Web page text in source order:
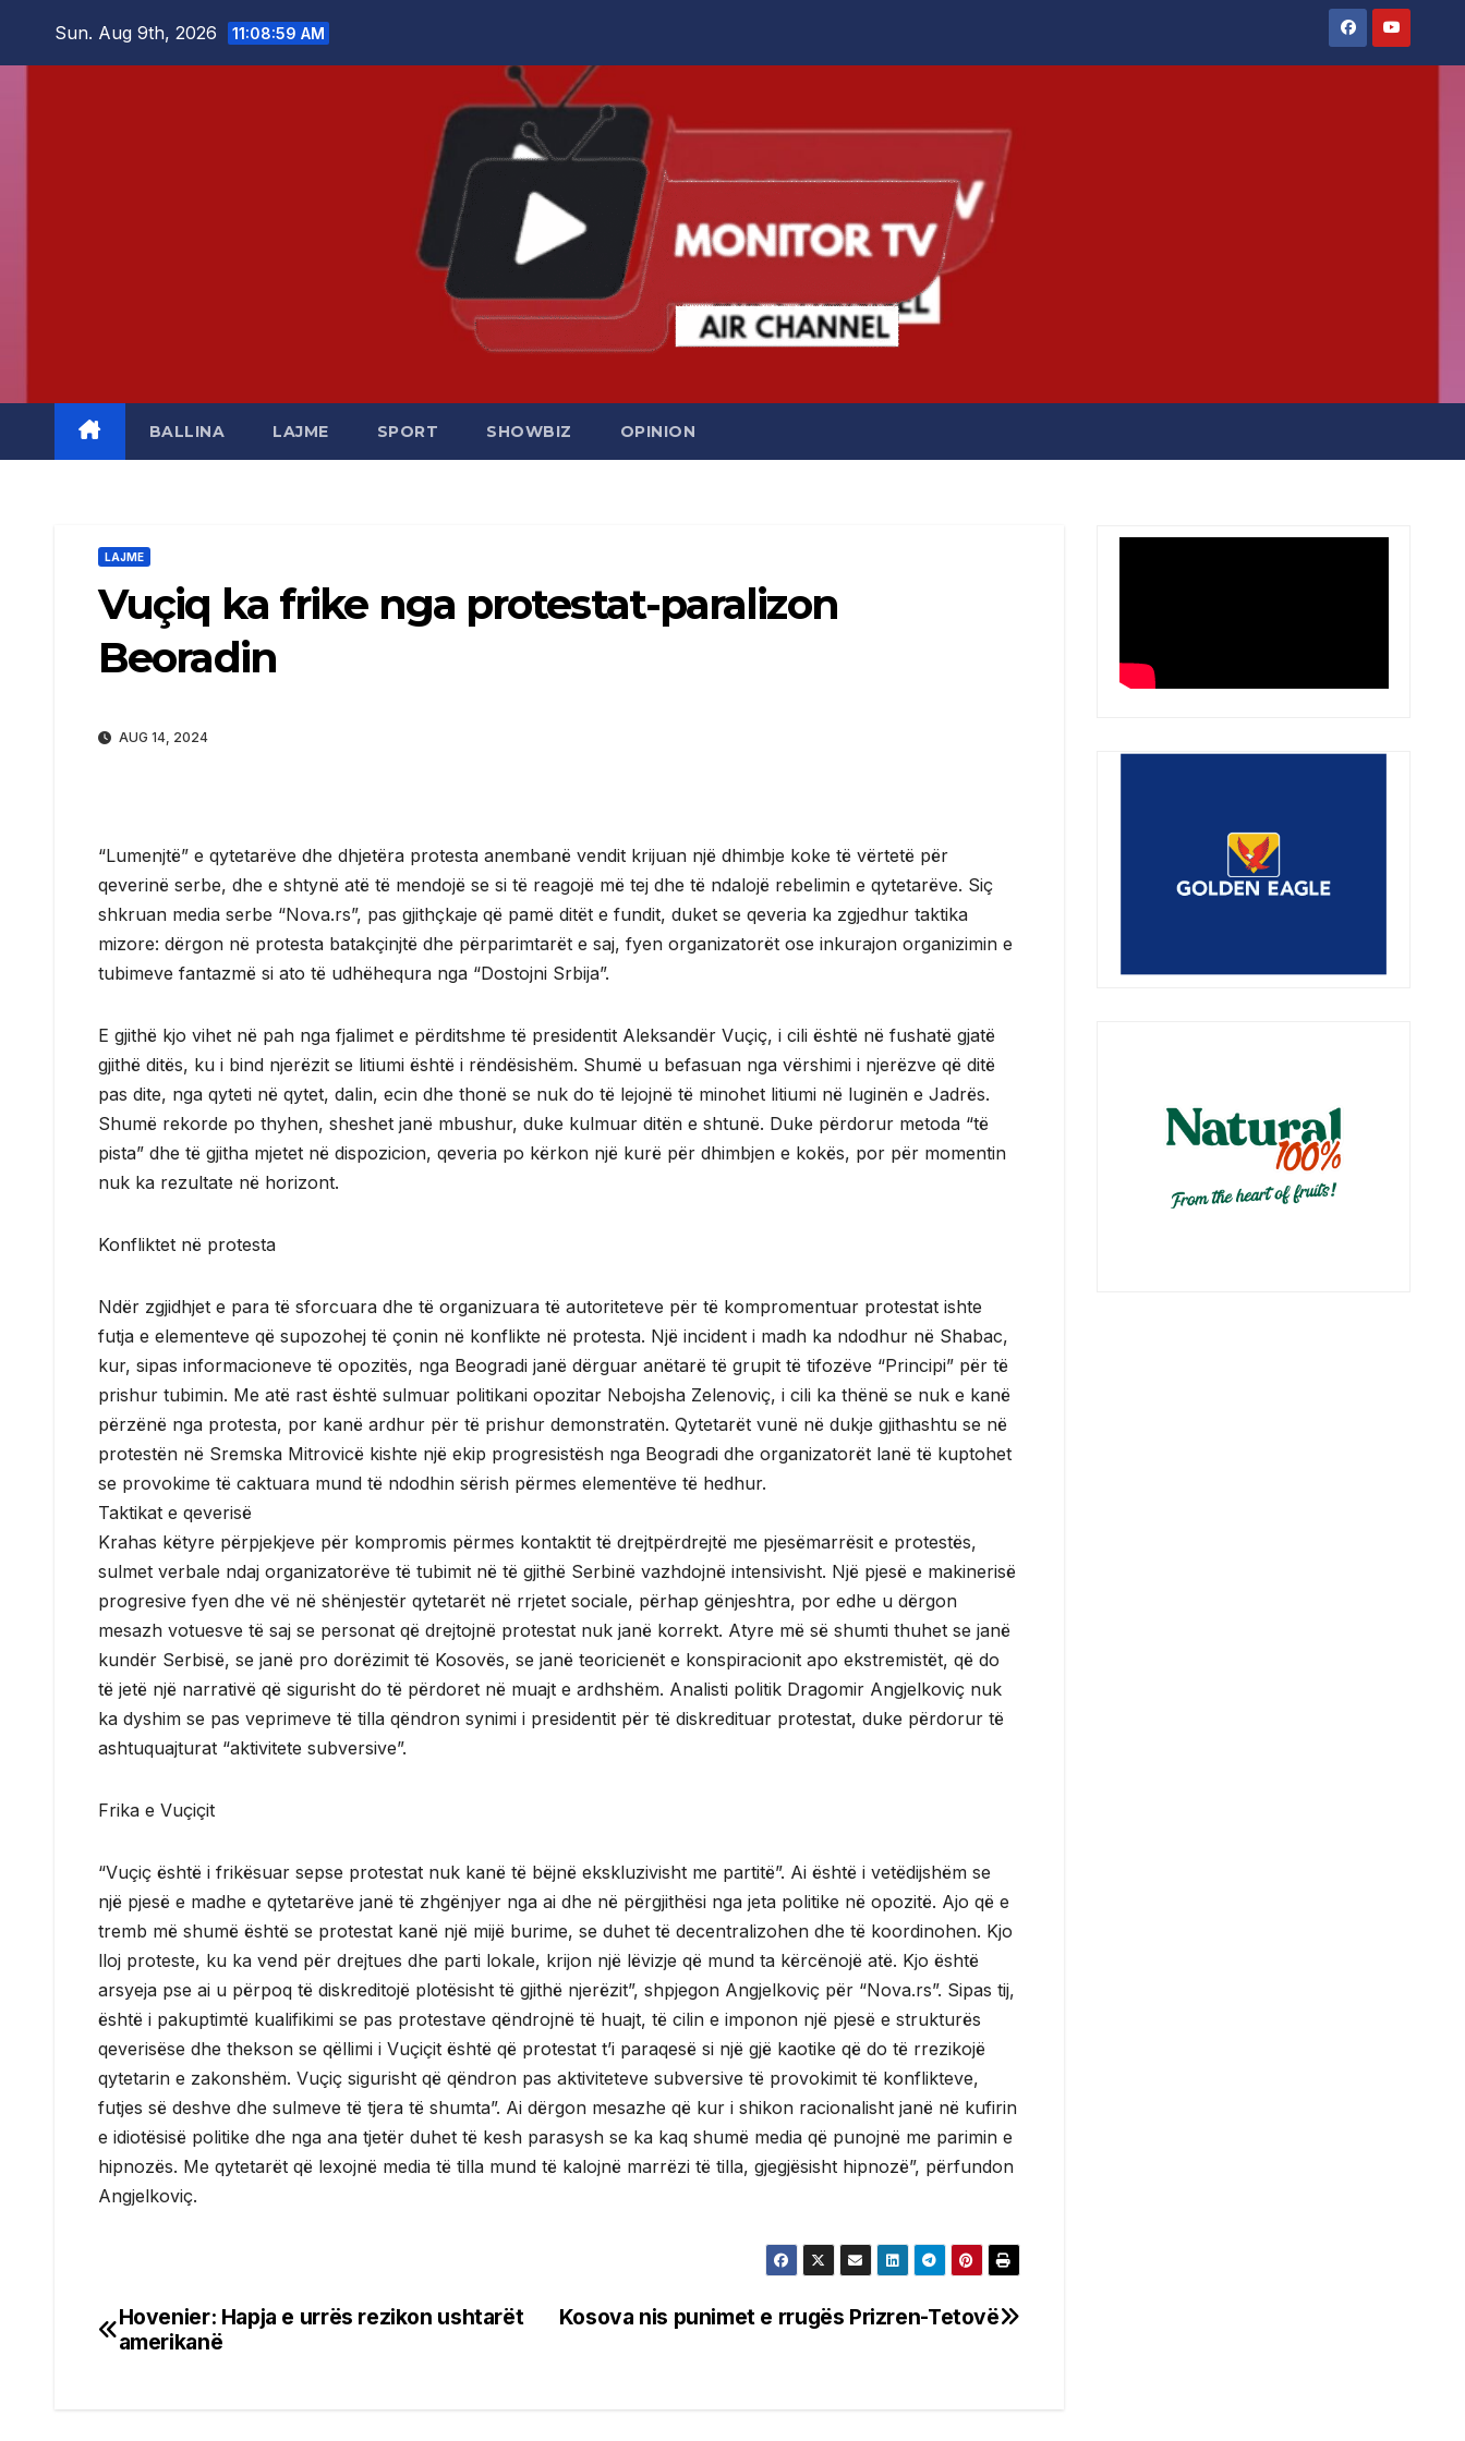
Sun. Aug 9th, 2026 11:08:59 AM
BALLINA LAJME SPORT SHOWBIZ OPINION
LAJME
Vuçiq ka frike nga protestat-paralizon
Beoradin
AUG 14, 2024
“Lumenjtë” e qytetarëve dhe dhjetëra protesta anembanë vendit krijuan një dhimbje koke të vërtetë për
qeverinë serbe, dhe e shtynë atë të mendojë se si të reagojë më tej dhe të ndalojë rebelimin e qytetarëve. Siç
shkruan media serbe “Nova.rs”, pas gjithçkaje që pamë ditët e fundit, duket se qeveria ka zgjedhur taktika
mizore: dërgon në protesta batakçinjtë dhe përparimtarët e saj, fyen organizatorët ose inkurajon organizimin e
tubimeve fantazmë si ato të udhëhequra nga “Dostojni Srbija”.
E gjithë kjo vihet në pah nga fjalimet e përditshme të presidentit Aleksandër Vuçiç, i cili është në fushatë gjatë
gjithë ditës, ku i bind njerëzit se litiumi është i rëndësishëm. Shumë u befasuan nga vërshimi i njerëzve që ditë
pas dite, nga qyteti në qytet, dalin, ecin dhe thonë se nuk do të lejojnë të minohet litiumi në luginën e Jadrës.
Shumë rekorde po thyhen, sheshet janë mbushur, duke kulmuar ditën e shtunë. Duke përdorur metoda “të
pista” dhe të gjitha mjetet në dispozicion, qeveria po kërkon një kurë për dhimbjen e kokës, por për momentin
nuk ka rezultate në horizont.
Konfliktet në protesta
Ndër zgjidhjet e para të sforcuara dhe të organizuara të autoriteteve për të kompromentuar protestat ishte
futja e elementeve që supozohej të çonin në konflikte në protesta. Një incident i madh ka ndodhur në Shabac,
kur, sipas informacioneve të opozitës, nga Beogradi janë dërguar anëtarë të grupit të tifozëve “Principi” për të
prishur tubimin. Me atë rast është sulmuar politikani opozitar Nebojsha Zelenoviç, i cili ka thënë se nuk e kanë
përzënë nga protesta, por kanë ardhur për të prishur demonstratën. Qytetarët vunë në dukje gjithashtu se në
protestën në Sremska Mitrovicë kishte një ekip progresistësh nga Beogradi dhe organizatorët lanë të kuptohet
se provokime të caktuara mund të ndodhin sërish përmes elementëve të hedhur.
Taktikat e qeverisë
Krahas këtyre përpjekjeve për kompromis përmes kontaktit të drejtpërdrejtë me pjesëmarrësit e protestës,
sulmet verbale ndaj organizatorëve të tubimit në të gjithë Serbinë vazhdojnë intensivisht. Një pjesë e makinerisë
progresive fyen dhe vë në shënjestër qytetarët në rrjetet sociale, përhap gënjeshtra, por edhe u dërgon
mesazh votuesve të saj se personat që drejtojnë protestat nuk janë korrekt. Atyre më së shumti thuhet se janë
kundër Serbisë, se janë pro dorëzimit të Kosovës, se janë teoricienët e konspiracionit apo ekstremistët, që do
të jetë një narrativë që sigurisht do të përdoret në muajt e ardhshëm. Analisti politik Dragomir Angjelkoviç nuk
ka dyshim se pas veprimeve të tilla qëndron synimi i presidentit për të diskredituar protestat, duke përdorur të
ashtuquajturat “aktivitete subversive”.
Frika e Vuçiçit
“Vuçiç është i frikësuar sepse protestat nuk kanë të bëjnë ekskluzivisht me partitë”. Ai është i vetëdijshëm se
një pjesë e madhe e qytetarëve janë të zhgënjyer nga ai dhe në përgjithësi nga jeta politike në opozitë. Ajo që e
tremb më shumë është se protestat kanë një mijë burime, se duhet të decentralizohen dhe të koordinohen. Kjo
lloj proteste, ku ka vend për drejtues dhe parti lokale, krijon një lëvizje që mund ta kërcënojë atë. Kjo është
arsyeja pse ai u përpoq të diskreditojë plotësisht të gjithë njerëzit”, shpjegon Angjelkoviç për “Nova.rs”. Sipas tij,
është i pakuptimtë kualifikimi se pas protestave qëndrojnë të huajt, të cilin e imponon një pjesë e strukturës
qeverisëse dhe thekson se qëllimi i Vuçiçit është që protestat t’i paraqesë si një gjë kaotike që do të rrezikojë
qytetarin e zakonshëm. Vuçiç sigurisht që qëndron pas aktiviteteve subversive të provokimit të konflikteve,
futjes së deshve dhe sulmeve të tjera të shumta”. Ai dërgon mesazhe që kur i shikon racionalisht janë në kufirin
e idiotësisë politike dhe nga ana tjetër duhet të kesh parasysh se ka kaq shumë media që punojnë me parimin e
hipnozës. Me qytetarët që lexojnë media të tilla mund të kalojnë marrëzi të tilla, gjegjësisht hipnozë”, përfundon
Angjelkoviç.
Post
Kosova nis punimet e rrugës Prizren-Tetovë
Hovenier: Hapja e urrës rezikon ushtarët
amerikanë